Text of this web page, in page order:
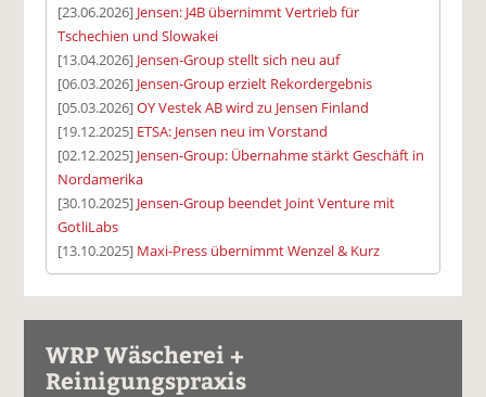
[23.06.2026] Jensen: J4B übernimmt Vertrieb für
Tschechien und Slowakei
[13.04.2026] Jensen-Group stellt sich neu auf
[06.03.2026] Jensen-Group erzielt Rekordergebnis
[05.03.2026]OY Vestek AB wird zu Jensen Finland
[19.12.2025] ETSA: Jensen neu im Vorstand
[02.12.2025] Jensen-Group: Übernahme stärkt Geschäft in
Nordamerika
[30.10.2025] Jensen-Group beendet Joint Venture mit
GotliLabs
[13.10.2025] Maxi-Press übernimmt Wenzel & Kurz
WRP Wäscherei +
Reinigungspraxis